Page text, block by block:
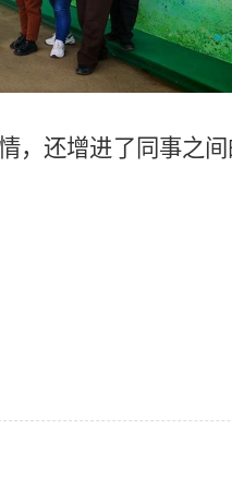
，还增进了同事之